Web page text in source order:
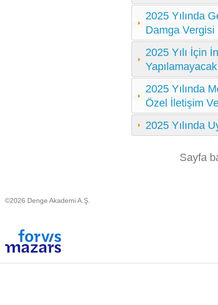
2025 Yılında
Damga Vergisi
2025 Yılı İçin
2025 Yılında
Özel İletişim
2025 Yılında
Sayfa
©2026 Denge Akademi A.Ş.